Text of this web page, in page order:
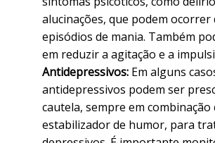
alucinações, que podem
episódios de mania. Também
em reduzir a agitação e a
Antidepressivos: Em alguns
antidepressivos podem ser
cautela, sempre em combinação
estabilizador de humor, para